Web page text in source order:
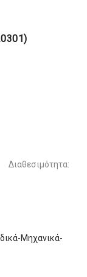
Διαθεσιμότητα:
Μηχανικά-